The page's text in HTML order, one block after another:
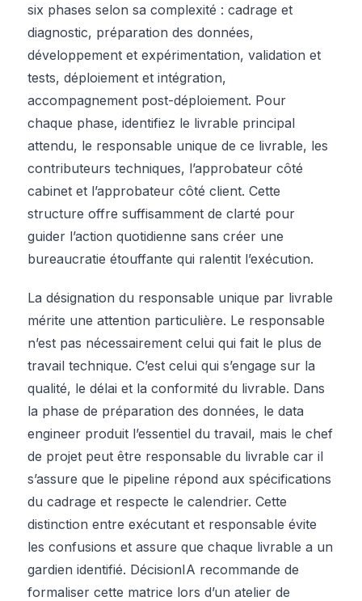
six phases selon sa complexité : cadrage et
diagnostic, préparation des données,
développement et expérimentation, validation et
tests, déploiement et intégration,
accompagnement post-déploiement. Pour
chaque phase, identifiez le livrable principal
attendu, le responsable unique de ce livrable, les
contributeurs techniques, l’approbateur côté
cabinet et l’approbateur côté client. Cette
structure offre suffisamment de clarté pour
guider l’action quotidienne sans créer une
bureaucratie étouffante qui ralentit l’exécution.
La désignation du responsable unique par livrable
mérite une attention particulière. Le responsable
n’est pas nécessairement celui qui fait le plus de
travail technique. C’est celui qui s’engage sur la
qualité, le délai et la conformité du livrable. Dans
la phase de préparation des données, le data
engineer produit l’essentiel du travail, mais le chef
de projet peut être responsable du livrable car il
s’assure que le pipeline répond aux spécifications
du cadrage et respecte le calendrier. Cette
distinction entre exécutant et responsable évite
les confusions et assure que chaque livrable a un
gardien identifié. DécisionIA recommande de
formaliser cette matrice lors d’un atelier de